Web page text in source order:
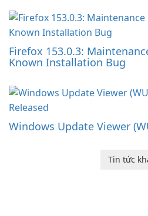
Firefox 153.0.3:
Known Installation Bug
Windows Update Viewer
Tin tức